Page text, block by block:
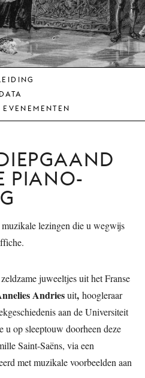
JONG
PUBLIEK
DE
MUNT
DATA
EVENEMENTEN
PIANO-
muzikale lezingen die u wegwijs
juweeltjes uit het Franse
Andriesuit, hoogleraar
aan de Universiteit
u op sleeptouw doorheen deze
Saint-Saëns, via een
met muzikale voorbeelden aan